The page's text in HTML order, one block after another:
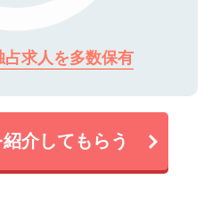
占求人を多数保有
介してもらう